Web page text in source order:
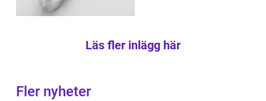
Läs fler inlägg här
Fler nyheter